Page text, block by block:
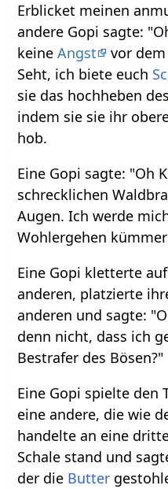
Erblicket meinen
andere Gopi sagte:
keineAngst vor dem
Seht, ich biete euch
sie das hochheben des
indem sie sie ihr
hob.
Eine Gopi sagte: "Oh
schrecklichen
Augen. Ich werde
Wohlergehen
Eine Gopi kletterte
anderen, platzierte
anderen und sagte:
denn nicht, dass ich
Bestrafer des Bösen?"
Eine Gopi spielte den
eine andere, die wie
handelte an eine
Schale stand und
der die Butter